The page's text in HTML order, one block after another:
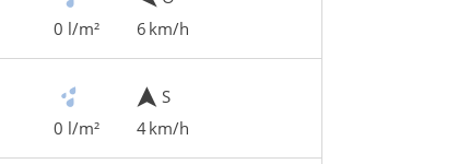
0 l/m²
6 km/h
0 l/m²
S
4 km/h